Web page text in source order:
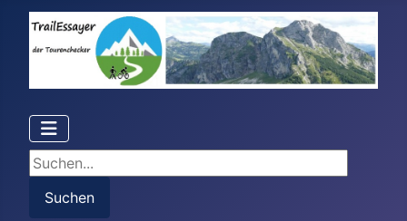
Suchen...
Suchen